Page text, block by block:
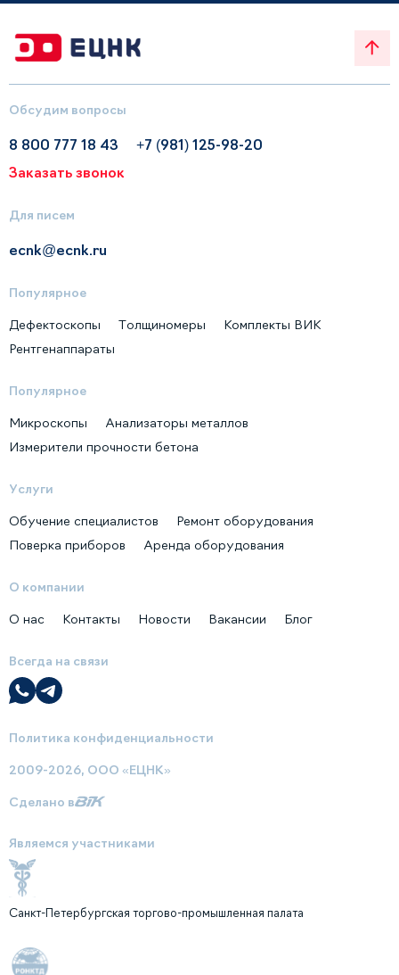
Обсудим вопросы
8 800 777 18 43
+7 (981) 125-98-20
Заказать звонок
Для писем
ecnk@ecnk.ru
Популярное
Дефектоскопы Толщиномеры
Комплекты ВИК
Рентгенаппараты
Популярное
Микроскопы
Анализаторы металлов
Измерители прочности бетона
Услуги
Обучение специалистов
Ремонт оборудования
Поверка приборов
Аренда оборудования
О компании
О нас Контакты Новости Вакансии Блог
Всегда на связи
Политика конфиденциальности
2009-2026, ООО «ЕЦНК»
Сделано в
Являемся участниками
Санкт-Петербургская торгово-промышленная палата